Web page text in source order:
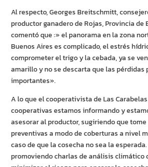
Al respecto, Georges Breitschmitt,
productor ganadero de Rojas, Provincia de
comentó que :» el panorama en la zona
Buenos Aires es complicado, el estrés
comprometer el trigo y la cebada, ya se
amarillo y no se descarta que las pérdidas
importantes».
A lo que el cooperativista de Las
cooperativas estamos informando y
asesorar al productor, sugiriendo que
preventivas a modo de coberturas a nivel
caso de que la cosecha no sea la
promoviendo charlas de análisis climático